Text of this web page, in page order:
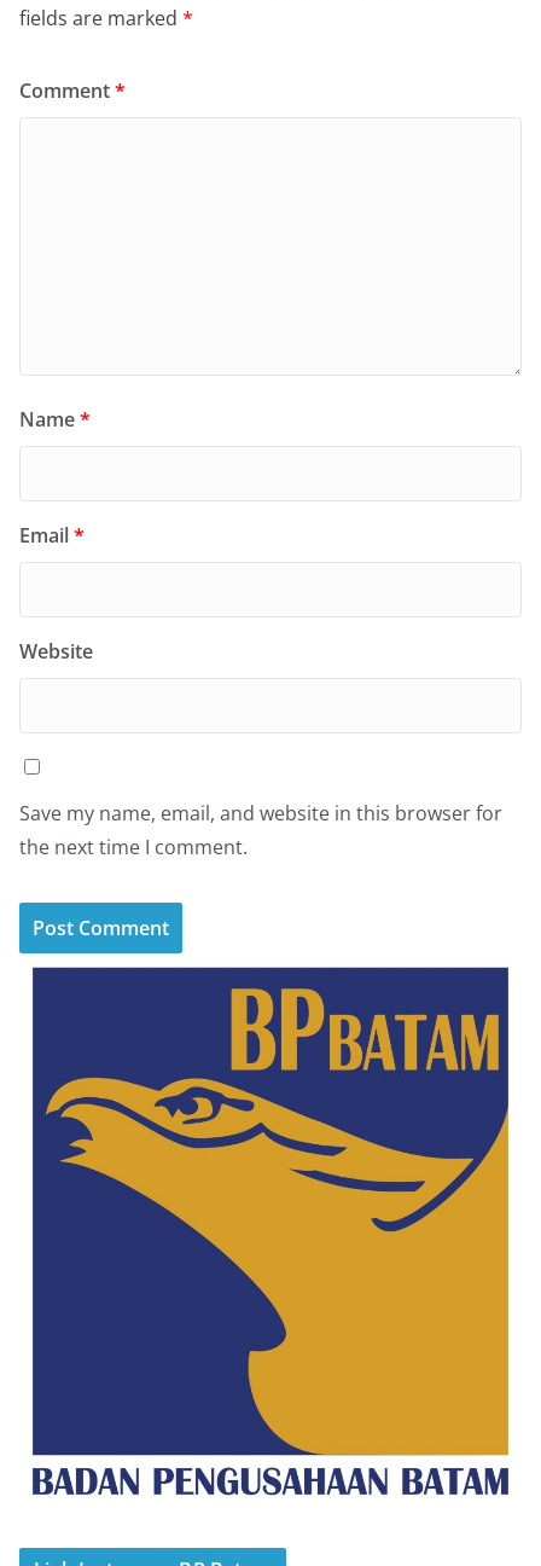
fields are marked *
Comment*
Name*
Email*
Website
Save my name, email, and website in this browser for
the next time I comment.